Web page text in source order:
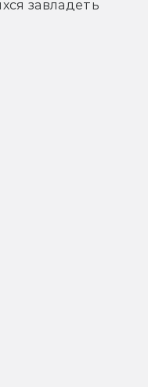
завладеть